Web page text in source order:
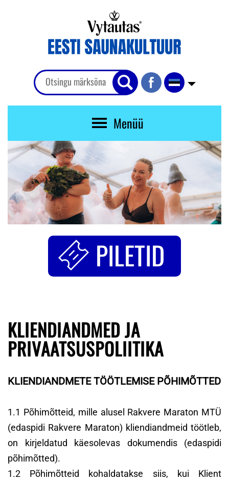
Menüü
PILETID
KLIENDIANDMED JA
PRIVAATSUSPOLIITIKA
KLIENDIANDMETE TÖÖTLEMISE PÕHIMÕTTED
1.1 Põhimõtteid, mille alusel Rakvere Maraton MTÜ
(edaspidi Rakvere Maraton) kliendiandmeid töötleb,
on kirjeldatud käesolevas dokumendis (edaspidi
põhimõtted).
1.2 Põhimõtteid kohaldatakse siis, kui Klient